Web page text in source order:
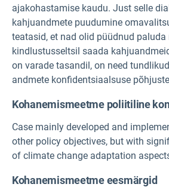
ajakohastamise kaudu. Just selle
kahjuandmete puudumine
teatasid, et nad olid püüdnud paluda
kindlustusseltsil saada
on varade tasandil, on need
andmete konfidentsiaalsuse
Kohanemismeetme poliitiline
Case mainly developed and
other policy objectives, but with
of climate change adaptation
Kohanemismeetme eesmärgid